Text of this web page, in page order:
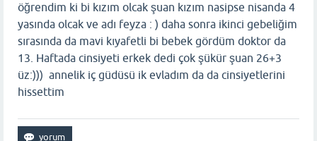
öğrendim ki bi kızım olcak şuan kızım nasipse nisanda 4
yasında olcak ve adı feyza : ) daha sonra ikinci gebeliğim
sırasında da mavi kıyafetli bi bebek gördüm doktor da
13. Haftada cinsiyeti erkek dedi çok şükür şuan 26+3
üz:))) annelik iç güdüsü ik evladım da da cinsiyetlerini
hissettim